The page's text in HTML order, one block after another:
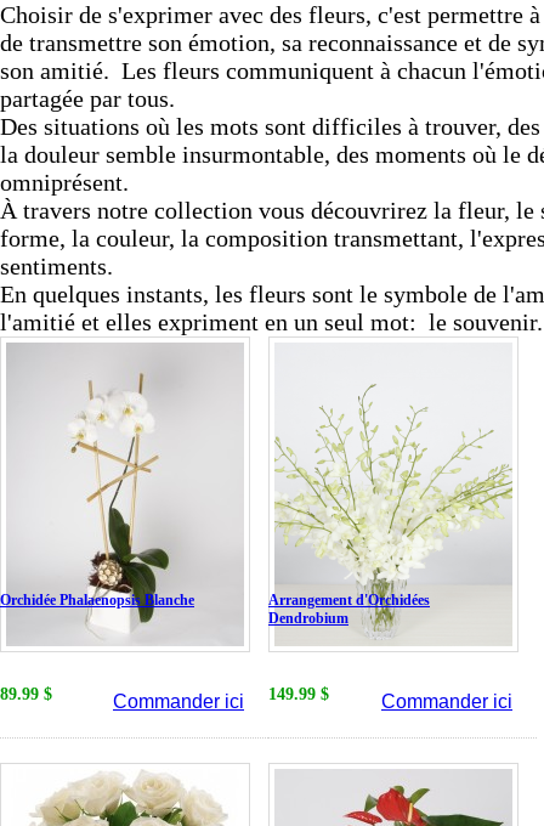
Choisir de s'exprimer avec des fleurs, c'est permettre
de transmettre son émotion, sa reconnaissance et de
son amitié. Les fleurs communiquent à chacun
partagée par tous.
Des situations où les mots sont difficiles à trouver,
la douleur semble insurmontable, des moments où le
omniprésent.
À travers notre collection vous découvrirez la fleur, le
forme, la couleur, la composition transmettant,
sentiments.
En quelques instants, les fleurs sont le symbole de
l'amitié et elles expriment en un seul mot: le souvenir.
Orchidée Phalaenopsis Blanche
89.99 $ Commander ici
Arrangement d'Orchidées
Dendrobium
149.99 $ Commander ici